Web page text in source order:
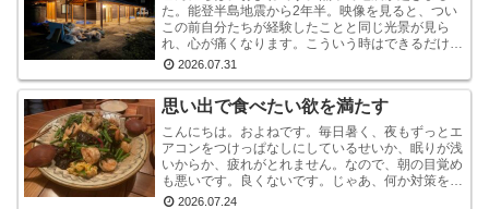
た。能登半島地震から2年半。映像を見ると、つい
この前自分たちが経験したことと同じ光景が見ら
れ、心が痛くなります。こういう時はできるだけ情
報から離れたほうがいいと言いますが・・・気にな
2026.07.31
思い出で食べたい欲を満たす
こんにちは。およねです。毎日暑く、夜もずっとエ
アコンをつけっぱなしにしているせいか、眠りが浅
いからか、疲れがとれません。なので、朝の目覚め
も悪いです。良くないです。じゃあ、何か対策をし
ているかと言われれば、何もしていません。いや、
2026.07.24